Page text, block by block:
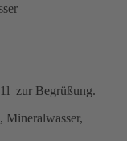
zur Begrüßung.
Mineralwasser,